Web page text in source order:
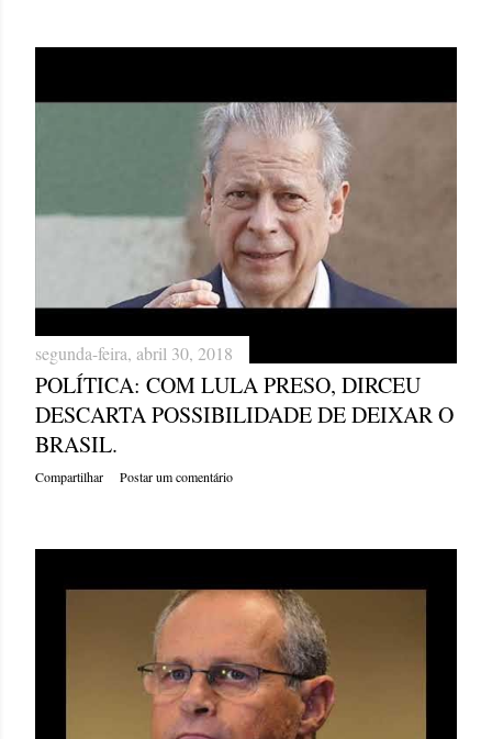
segunda-feira, abril 30, 2018
POLÍTICA: COM LULA PRESO, DIRCEU
DESCARTA POSSIBILIDADE DE DEIXAR O
BRASIL.
Compartilhar Postar um comentário